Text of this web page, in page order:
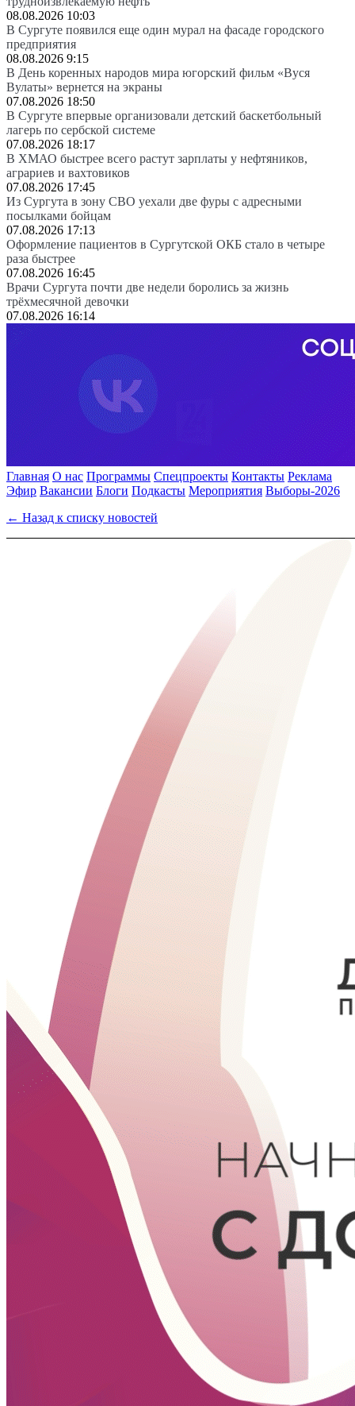
08.08.2026 10:03
В Сургуте появился еще один мурал на фасаде городского
предприятия
08.08.2026 9:15
В День коренных народов мира югорский фильм «Вуся
Вулаты» вернется на экраны
07.08.2026 18:50
В Сургуте впервые организовали детский баскетбольный
лагерь по сербской системе
07.08.2026 18:17
В ХМАО быстрее всего растут зарплаты у нефтяников,
аграриев и вахтовиков
07.08.2026 17:45
Из Сургута в зону СВО уехали две фуры с адресными
посылками бойцам
07.08.2026 17:13
Оформление пациентов в Сургутской ОКБ стало в четыре
раза быстрее
07.08.2026 16:45
Врачи Сургута почти две недели боролись за жизнь
трёхмесячной девочки
07.08.2026 16:14
Главная О нас Программы Спецпроекты Контакты Реклама
Эфир Вакансии Блоги Подкасты Мероприятия Выборы-2026
← Назад к списку новостей